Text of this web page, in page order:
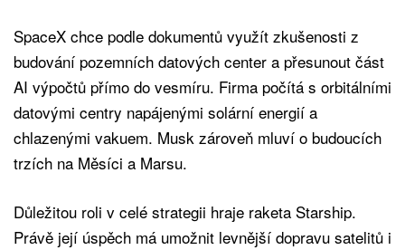
SpaceX chce podle dokumentů využít zkušenosti z
budování pozemních datových center a přesunout část
AI výpočtů přímo do vesmíru. Firma počítá s orbitálními
datovými centry napájenými solární energií a
chlazenými vakuem. Musk zároveň mluví o budoucích
trzích na Měsíci a Marsu.
Důležitou roli v celé strategii hraje raketa Starship.
Právě její úspěch má umožnit levnější dopravu satelitů i